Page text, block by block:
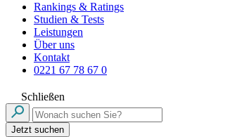
Rankings & Ratings
Studien & Tests
Leistungen
Über uns
Kontakt
0221 67 78 67 0
Schließen
Jetzt suchen